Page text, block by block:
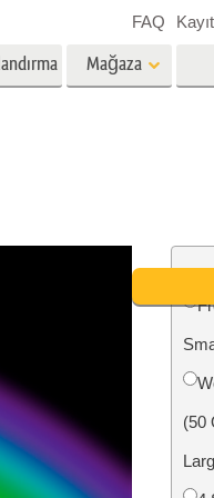
Fotoğraf Restorasyon
Mağaza
FAQ
(50